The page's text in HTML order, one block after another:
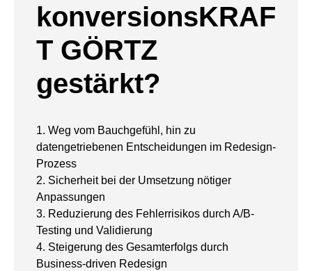
konversionsKRAF
T GÖRTZ
gestärkt?
1. Weg vom Bauchgefühl, hin zu
datengetriebenen Entscheidungen im Redesign-
Prozess
2. Sicherheit bei der Umsetzung nötiger
Anpassungen
3. Reduzierung des Fehlerrisikos durch A/B-
Testing und Validierung
4. Steigerung des Gesamterfolgs durch
Business-driven Redesign